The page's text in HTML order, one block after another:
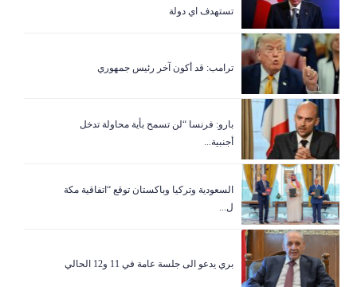
تستهدف اي دولة
ترامب: قد أكون آخر رئيس جمهوري
بارو: فرنسا “لن تسمح بأية محاولة تدخل
أجنبية...
السعودية وتركيا وباكستان توقع “اتفاقية مكة
ل...
بري يدعو الى جلسة عامة في 11 و12 الحالي